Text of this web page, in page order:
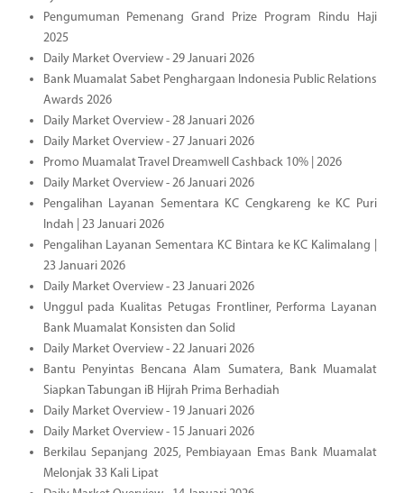
Pengumuman Pemenang Grand Prize Program Rindu Haji
2025
Daily Market Overview - 29 Januari 2026
Bank Muamalat Sabet Penghargaan Indonesia Public Relations
Awards 2026
Daily Market Overview - 28 Januari 2026
Daily Market Overview - 27 Januari 2026
Promo Muamalat Travel Dreamwell Cashback 10% | 2026
Daily Market Overview - 26 Januari 2026
Pengalihan Layanan Sementara KC Cengkareng ke KC Puri
Indah | 23 Januari 2026
Pengalihan Layanan Sementara KC Bintara ke KC Kalimalang |
23 Januari 2026
Daily Market Overview - 23 Januari 2026
Unggul pada Kualitas Petugas Frontliner, Performa Layanan
Bank Muamalat Konsisten dan Solid
Daily Market Overview - 22 Januari 2026
Bantu Penyintas Bencana Alam Sumatera, Bank Muamalat
Siapkan Tabungan iB Hijrah Prima Berhadiah
Daily Market Overview - 19 Januari 2026
Daily Market Overview - 15 Januari 2026
Berkilau Sepanjang 2025, Pembiayaan Emas Bank Muamalat
Melonjak 33 Kali Lipat